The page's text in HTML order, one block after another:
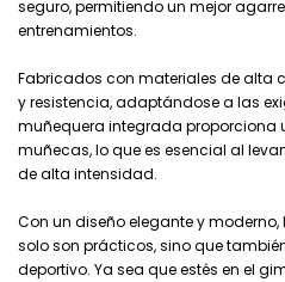
seguro, permitiendo un mejor
entrenamientos.
Fabricados con materiales de
y resistencia, adaptándose a las
muñequera integrada proporciona
muñecas, lo que es esencial al
de alta intensidad.
Con un diseño elegante y moderno,
solo son prácticos, sino que
deportivo. Ya sea que estés en el